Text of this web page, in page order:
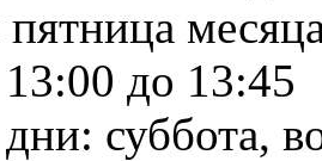
пятница
до 13:45
суббота,